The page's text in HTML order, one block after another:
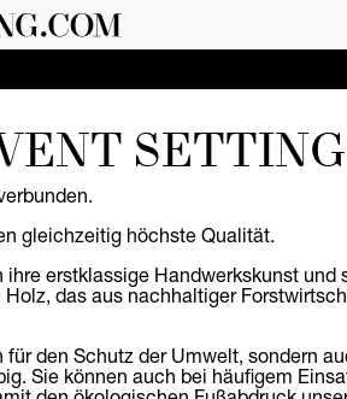
gleichzeitig höchste Qualität.
erstklassige Handwerkskunst und
das aus nachhaltiger
den Schutz der Umwelt, sondern
Sie können auch bei häufigem